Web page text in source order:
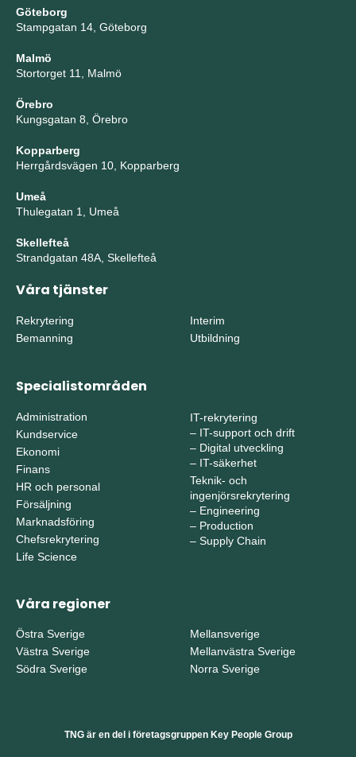
Göteborg
Stampgatan 14, Göteborg
Malmö
Stortorget 11, Malmö
Örebro
Kungsgatan 8, Örebro
Kopparberg
Herrgårdsvägen 10, Kopparberg
Umeå
Thulegatan 1, Umeå
Skellefteå
Strandgatan 48A, Skellefteå
Våra tjänster
Rekrytering
Bemanning
Interim
Utbildning
Specialistområden
Administration
Kundservice
Ekonomi
Finans
HR och personal
Försäljning
Marknadsföring
Chefsrekrytering
Life Science
IT-rekrytering
– IT-support och drift
– Digital utveckling
– IT-säkerhet
Teknik- och
ingenjörsrekrytering
– Engineering
– Production
– Supply Chain
Våra regioner
Östra Sverige
Västra Sverige
Södra Sverige
Mellansverige
Mellanvästra Sverige
Norra Sverige
TNG är en del i företagsgruppen Key People Group